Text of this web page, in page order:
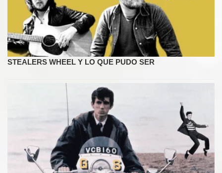
STEALERS WHEEL Y LO QUE PUDO SER